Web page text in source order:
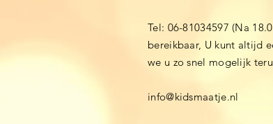
Tel: 06-81034597 (Na
bereikbaar, U kunt altijd
we u zo snel mogelijk
info@kidsmaatje.nl